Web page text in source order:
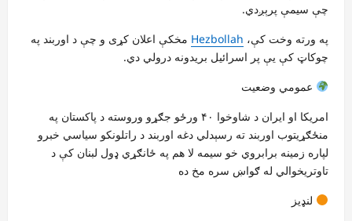
چې سیمې پرېږدي.
په ورته وخت کې، Hezbollah مخکې اعلان کړی و چې د اوربند په
چوکاټ کې یې پر اسرائیل بریدونه درولي دي.
عمومي وضعیت
امریکا او ایران د شاوخوا ۴۰ ورځو جګړو وروسته د پاکستان په
منځګړیتوب اوربند ته رسېدلي دغه اوربند د راتلونکو سیاسي خبرو
لپاره زمینه برابروي خو سیمه لا هم په ځانګړي ډول لبنان کې د
تاوتریخوالي له ګواښ سره مخ ده
لنډیز